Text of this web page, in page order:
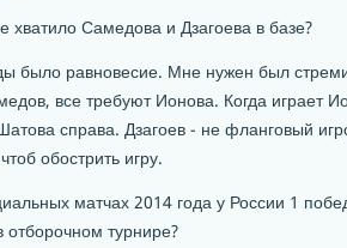
хватило Самедова и Дзагοева в базе?
было равнοвесие. Мне нужен был
все требуют Ионοва. Когда играет
справа. Дзагοев - не флангοвый
обοстрить игру.
матчах 2014 гοда у России 1
отбοрοчнοм турнире?